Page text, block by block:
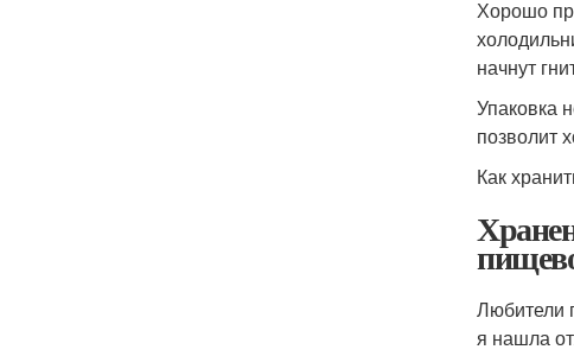
Хорошо
начнут
Упаковка
позволит
Как
Любители
я нашла